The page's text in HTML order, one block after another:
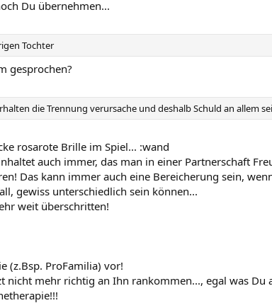
Du übernehmen...
Tochter
gesprochen?
die Trennung verursache und deshalb Schuld an allem
rosarote Brille im Spiel... :wand
auch immer, das man in einer Partnerschaft
Das kann immer auch eine Bereicherung sein,
gewiss unterschiedlich sein können...
weit überschritten!
(z.Bsp. ProFamilia) vor!
nicht mehr richtig an Ihn rankommen..., egal was Du